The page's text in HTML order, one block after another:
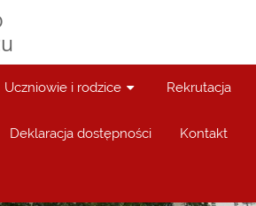
Uczniowie i rodzice Rekrutacja
Deklaracja dostępności Kontakt